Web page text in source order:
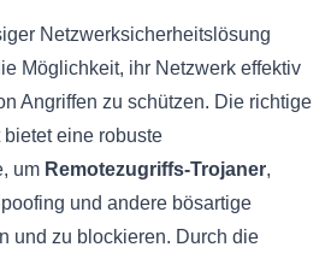
Netzwerksicherheitslösung
Möglichkeit, ihr Netzwerk effektiv
Angriffen zu schützen. Die richtige
eine robuste
um Remotezugriffs-Trojaner,
und andere bösartige
und zu blockieren. Durch die